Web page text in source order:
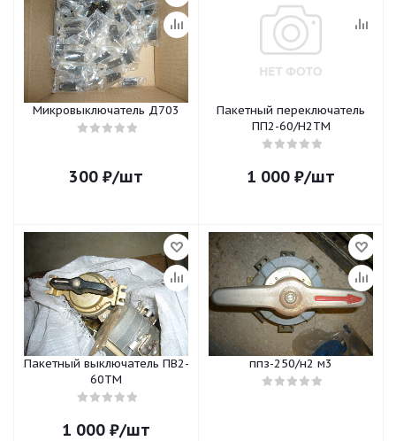
Микровыключатель Д703
300 ₽/шт
Пакетный переключатель
ПП2-60/Н2ТМ
1 000 ₽/шт
Пакетный выключатель ПВ2-
60ТМ
1 000 ₽/шт
ппз-250/н2 м3